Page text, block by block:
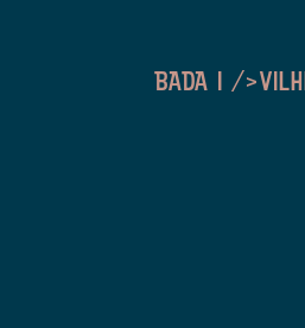
BADA I /